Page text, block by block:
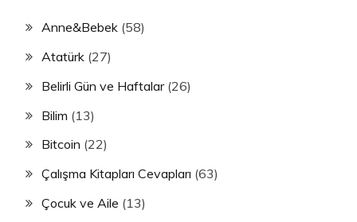
Anne&Bebek (58)
Atatürk (27)
Belirli Gün ve Haftalar(26)
Bilim (13)
Bitcoin (22)
Çalışma Kitapları Cevapları (63)
Çocuk ve Aile (13)